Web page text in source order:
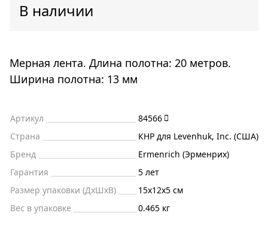
Мерная лента. Длина полотна: 20 метров.
Ширина полотна: 13 мм
В наличии
Артикул
84566
Страна
КНР для Levenhuk, Inc. (США)
Бренд
Ermenrich (Эрменрих)
Гарантия
5 лет
Размер упаковки (ДxШxВ)
15x12x5 см
Вес в упаковке
0.465 кг